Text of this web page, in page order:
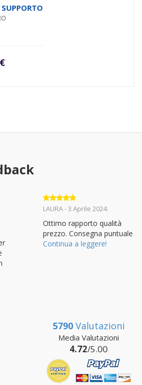
€
Valutato 5
LAURA - 3 Aprile 2024:
Ottimo rapporto qualità
prezzo. Consegna puntuale
Continua a leggere!
5790 Valutazioni
Media Valutazioni
4.72/5.00